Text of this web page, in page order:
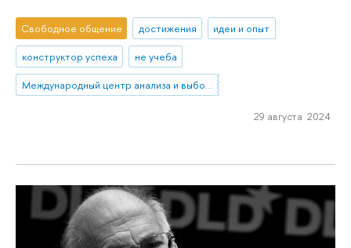
Свободное общение достижения
идеи и опыт
конструктор успеха
не учеба
Международный центр анализа и выбора решений
29 августа 2024